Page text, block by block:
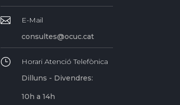

E-Mail
consultes@ocuc.cat
}
Horari Atenció Telefònica
Dilluns - Divendres:
10h a 14h